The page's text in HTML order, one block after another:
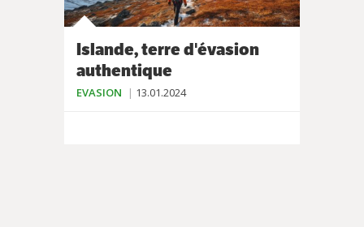
Islande, terre d'évasion
authentique
EVASION 13.01.2024